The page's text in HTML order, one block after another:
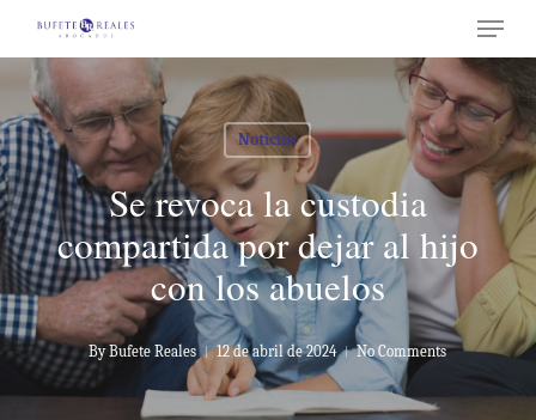
to
main
content
Menu
Noticias
Se revoca la custodia
compartida por dejar al hijo
con los abuelos
By Bufete Reales 12 de abril de 2024 No Comments
Close
Menu